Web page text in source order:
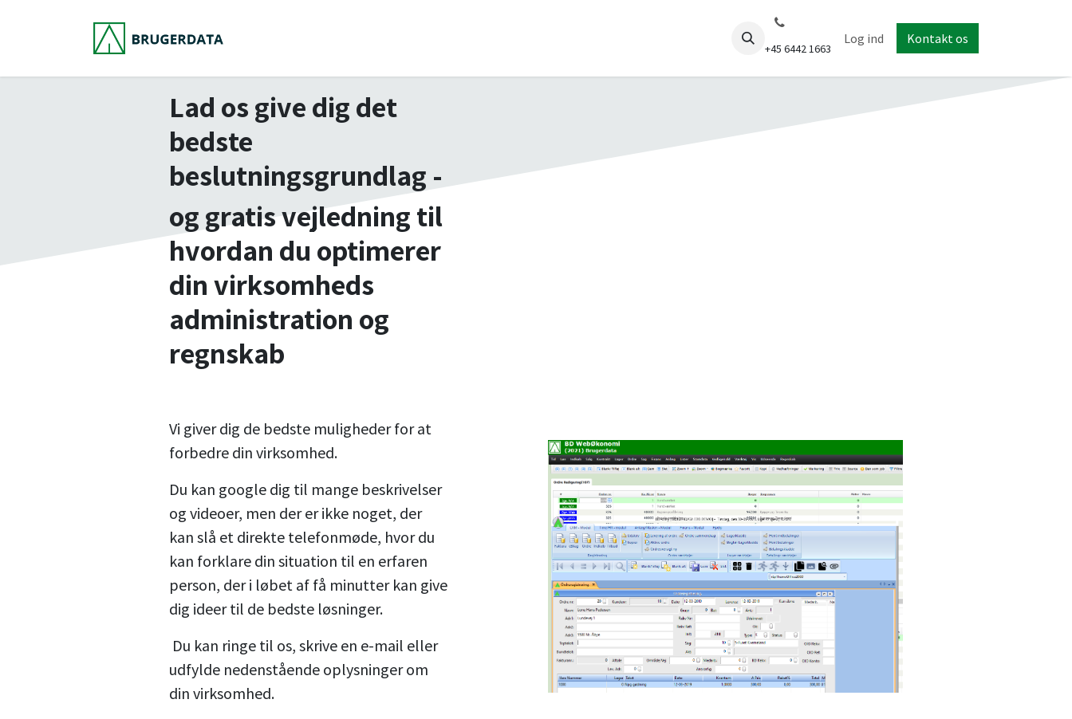
Om Brugerdata A/S
+45 6442 1663
Log ind Kontakt os
Lad os give dig det
bedste
beslutningsgrundlag -
og gratis vejledning til
hvordan du optimerer
din virksomheds
administration og
regnskab
Vi giver dig de bedste muligheder for at
forbedre din virksomhed.
Du kan google dig til mange beskrivelser
og videoer, men der er ikke noget, der
kan slå et direkte telefonmøde, hvor du
kan forklare din situation til en erfaren
person, der i løbet af få minutter kan give
dig ideer til de bedste løsninger.
Du kan ringe til os, skrive en e-mail eller
udfylde nedenstående oplysninger om
din virksomhed.